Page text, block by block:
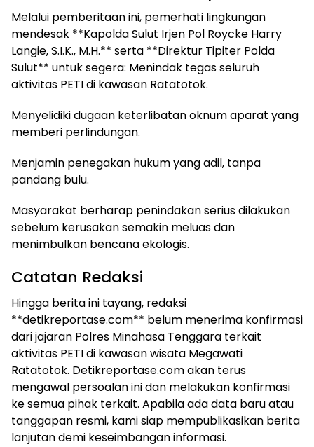
Melalui pemberitaan ini, pemerhati lingkungan
mendesak **Kapolda Sulut Irjen Pol Roycke Harry
Langie, S.I.K., M.H.** serta **Direktur Tipiter Polda
Sulut** untuk segera: Menindak tegas seluruh
aktivitas PETI di kawasan Ratatotok.
Menyelidiki dugaan keterlibatan oknum aparat yang
memberi perlindungan.
Menjamin penegakan hukum yang adil, tanpa
pandang bulu.
Masyarakat berharap penindakan serius dilakukan
sebelum kerusakan semakin meluas dan
menimbulkan bencana ekologis.
Catatan Redaksi
Hingga berita ini tayang, redaksi
**detikreportase.com** belum menerima konfirmasi
dari jajaran Polres Minahasa Tenggara terkait
aktivitas PETI di kawasan wisata Megawati
Ratatotok. Detikreportase.com akan terus
mengawal persoalan ini dan melakukan konfirmasi
ke semua pihak terkait. Apabila ada data baru atau
tanggapan resmi, kami siap mempublikasikan berita
lanjutan demi keseimbangan informasi.